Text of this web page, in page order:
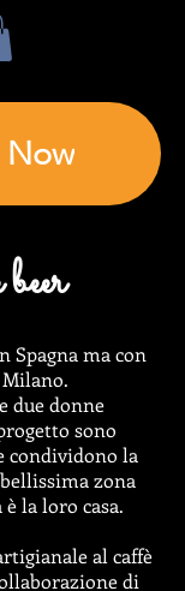
Spagna ma con
due donne
sono
condividono la
zona
la loro casa.
al caffè
di